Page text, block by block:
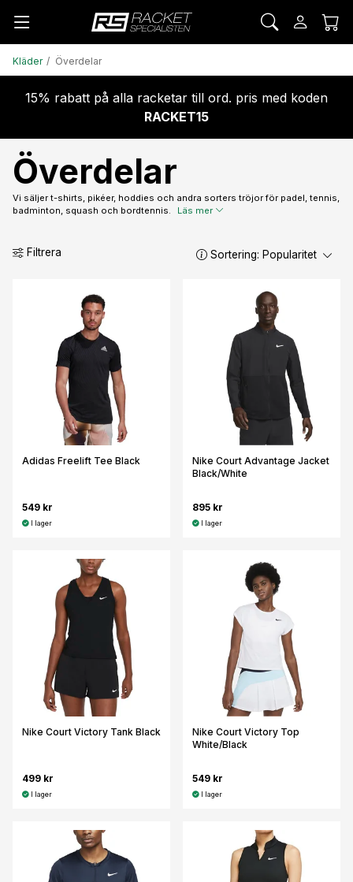
Kläder Överdelar
15% rabatt på alla racketar till ord. pris med koden
RACKET15
Överdelar
Vi säljer t-shirts, pikéer, hoddies och andra sorters tröjor för padel, tennis,
badminton, squash och bordtennis.
Läs mer
Filtrera Sortering: Popularitet
Adidas Freelift Tee Black
549 kr
I lager
Nike Court Advantage Jacket
Black/White
895 kr
I lager
Nike Court Victory Tank Black
499 kr
I lager
Nike Court Victory Top
White/Black
549 kr
I lager